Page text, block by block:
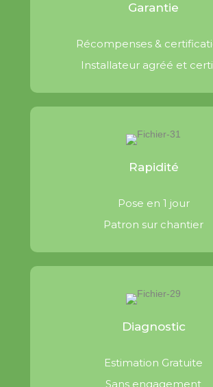
Garantie
Récompenses &
Installateur agréé et
Rapidité
Pose en 1 jour
Patron sur chantier
Diagnostic
Estimation Gratuite
Sans engagement